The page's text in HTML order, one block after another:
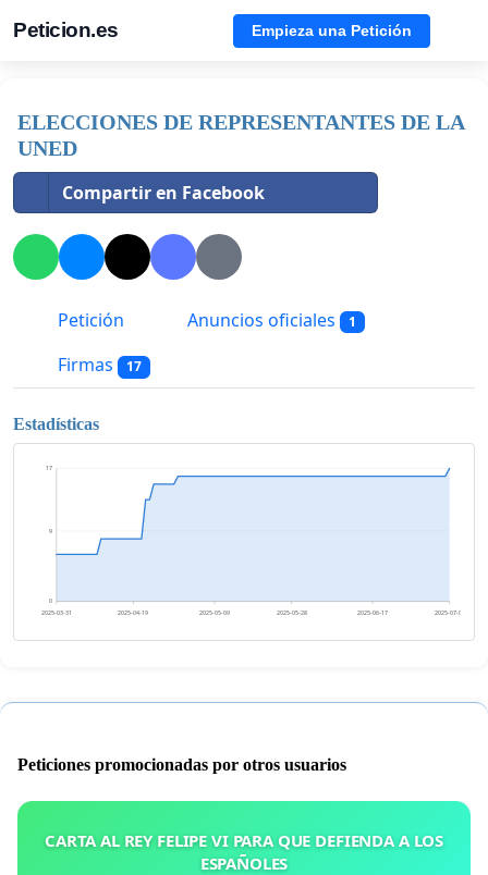
Peticion.es Empieza una Petición
ELECCIONES DE REPRESENTANTES DE LA
UNED
Compartir en Facebook
Petición Anuncios oficiales 1
Firmas 17
Estadísticas
0
9
17
2025-03-31 2025-04-19 2025-05-09 2025-05-28 2025-06-17 2025-07-06
Peticiones promocionadas por otros usuarios
CARTA AL REY FELIPE VI PARA QUE DEFIENDA A LOS
ESPAÑOLES